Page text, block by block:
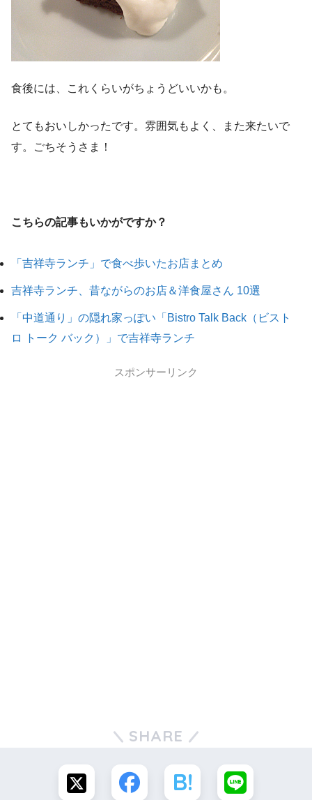
食後には、これくらいがちょうどいいかも。
とてもおいしかったです。雰囲気もよく、また来たいで
す。ごちそうさま！
こちらの記事もいかがですか？
「吉祥寺ランチ」で食べ歩いたお店まとめ
吉祥寺ランチ、昔ながらのお店＆洋食屋さん 10選
「中道通り」の隠れ家っぽい「Bistro Talk Back（ビスト
ロ トーク バック）」で吉祥寺ランチ
スポンサーリンク
SHARE